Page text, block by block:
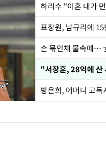
하리수 "이혼 내가
손 묶인채 물속에…
"서장훈, 28억에 산
방은희, 어머니 고